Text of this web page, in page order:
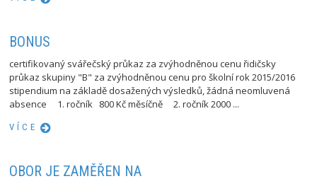
BONUS
certifikovaný svářečský průkaz za zvýhodněnou cenu řidičsky
průkaz skupiny "B" za zvýhodněnou cenu pro školní rok 2015/2016
stipendium na základě dosažených výsledků, žádná neomluvená
absence 1. ročník 800 Kč měsíčně 2. ročník 2000 ...
VÍCE
OBOR JE ZAMĚŘEN NA